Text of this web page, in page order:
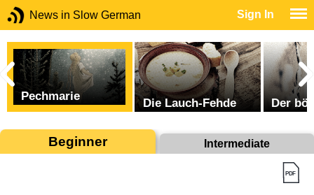
News in Slow German Sign In
Pechmarie Die Lauch-Fehde Der
Beginner Intermediate